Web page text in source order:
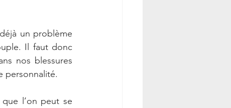
un problème
Il faut donc
nos blessures
personnalité.
l’on peut se